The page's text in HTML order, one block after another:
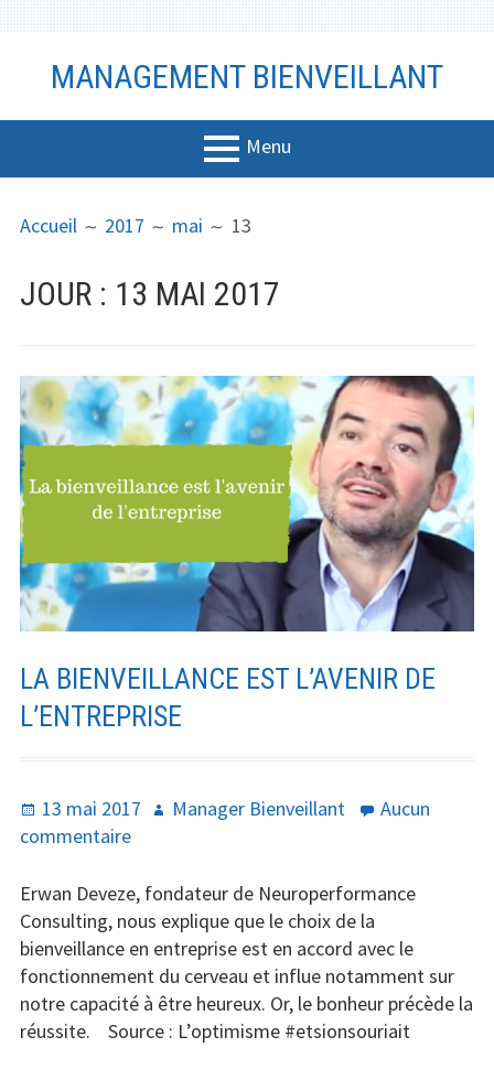
MANAGEMENT BIENVEILLANT
Menu
PRINCIPAL
Vidéo
Communicati
on
Productivité
Santé
Créativité
Techno
Marketing
Livres
Outils
D'ARIANE
Accueil 2017 mai 13
JOUR : 13 MAI 2017
LA BIENVEILLANCE EST L’AVENIR DE
L’ENTREPRISE
Publié
le
13 mai 2017 Auteur
Manager Bienveillant
Aucun
commentairesur
bienveillance
est
l’avenir
de
l’entreprise
Erwan Deveze, fondateur de Neuroperformance
Consulting, nous explique que le choix de la
bienveillance en entreprise est en accord avec le
fonctionnement du cerveau et influe notamment sur
notre capacité à être heureux. Or, le bonheur précède la
réussite. Source : L’optimisme #etsionsouriait